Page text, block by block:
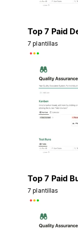
Top 7 Paid
7 plantillas
Top 7 Paid
7 plantillas